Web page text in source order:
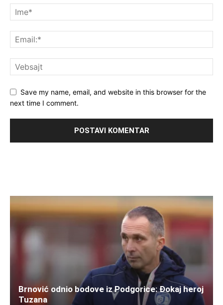
Save my name, email, and website in this browser for the
next time I comment.
Brnović odnio bodove iz Podgorice: Đokaj heroj
Tuzana